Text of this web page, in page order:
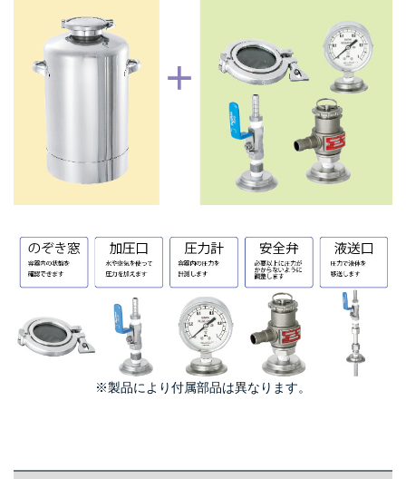
※製品により付属部品は異なります。